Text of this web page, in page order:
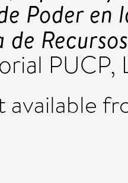
Poder en
de
available